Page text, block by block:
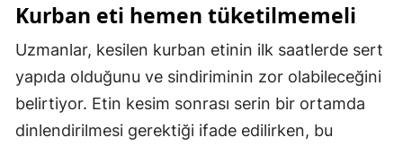
İzmir
Kars
Kastamonu
Kurban eti hemen tüketilmemeli
Uzmanlar, kesilen kurban etinin ilk saatlerde sert
yapıda olduğunu ve sindiriminin zor olabileceğini
belirtiyor. Etin kesim sonrası serin bir ortamda
dinlendirilmesi gerektiği ifade edilirken, bu